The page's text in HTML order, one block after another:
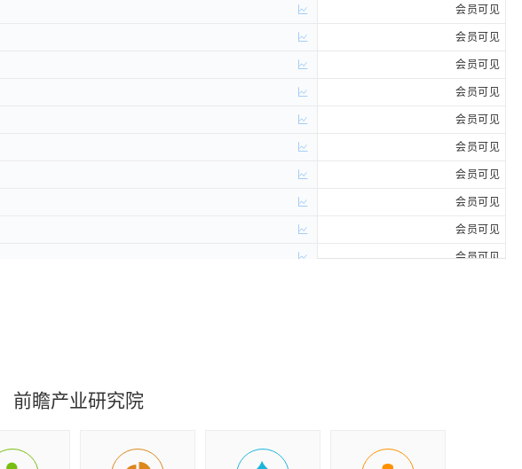
会员可见
会员可见
会员可见
会员可见
会员可见
会员可见
会员可见
会员可见
会员可见
会员可见
前瞻产业研究院